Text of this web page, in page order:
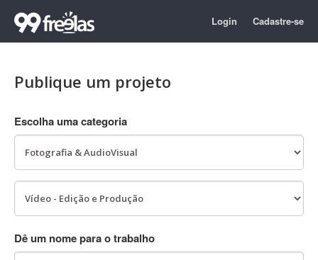
Login Cadastre-se
Publique um projeto
Escolha uma categoria
Dê um nome para o trabalho